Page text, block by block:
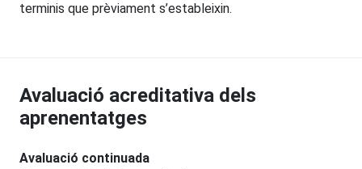
terminis que prèviament s’estableixin.
Avaluació acreditativa dels
aprenentatges
Avaluació continuada